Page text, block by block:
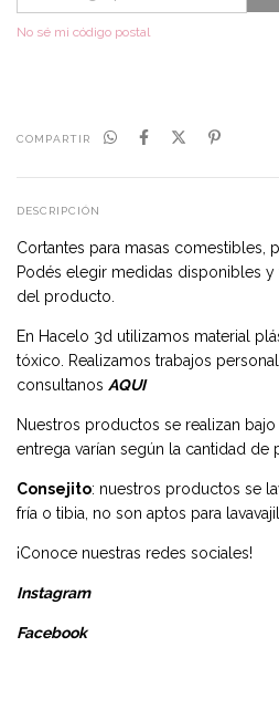
No sé mi código postal
COMPARTIR
DESCRIPCIÓN
Cortantes para masas comestibles,
Podés elegir medidas disponibles y
del producto.
En Hacelo 3d utilizamos material
tóxico. Realizamos trabajos
consultanos AQUI
Nuestros productos se realizan
entrega varían según la cantidad de
Consejito: nuestros productos se
fría o tibia, no son aptos para
¡Conoce nuestras redes sociales!
Instagram
Facebook